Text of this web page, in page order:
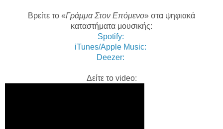
Βρείτε το «Γράμμα Στον Επόμενο» στα ψηφιακά
καταστήματα μουσικής:
Spotify:
iTunes/Apple Music:
Deezer:
Δείτε το video: